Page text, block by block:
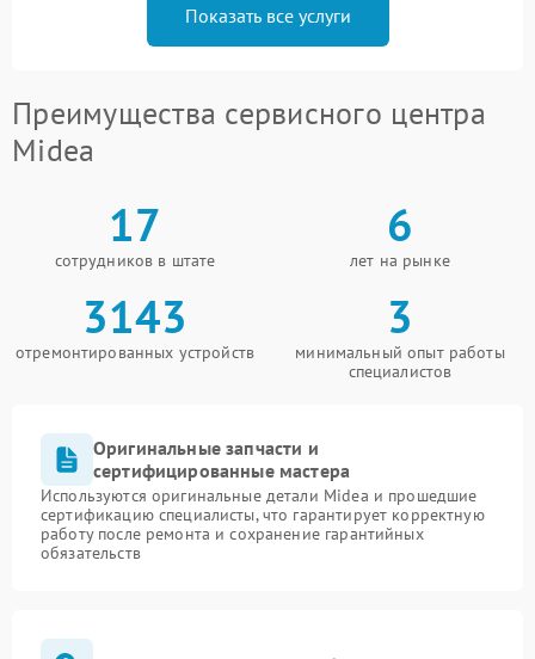
Показать все услуги
Преимущества сервисного центра
Midea
17
сотрудников в штате
6
лет на рынке
3143
отремонтированных устройств
3
минимальный опыт работы
специалистов
Оригинальные запчасти и
сертифицированные мастера
Используются оригинальные детали Midea и прошедшие
сертификацию специалисты, что гарантирует корректную
работу после ремонта и сохранение гарантийных
обязательств